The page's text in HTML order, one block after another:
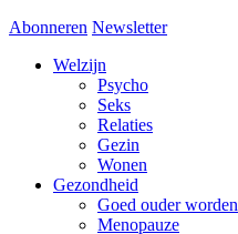
Abonneren Newsletter
Welzijn
Psycho
Seks
Relaties
Gezin
Wonen
Gezondheid
Goed ouder worden
Menopauze